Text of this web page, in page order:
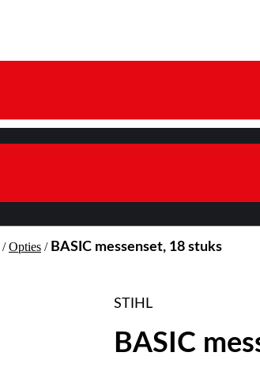
/Opties / BASIC messenset, 18 stuks
STIHL
BASIC